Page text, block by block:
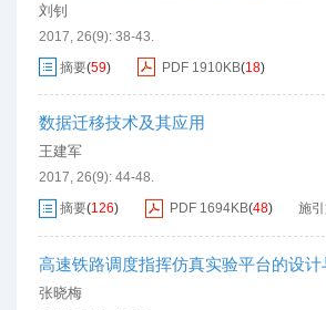
刘钊
2017, 26(9): 38-43.
摘要(59) PDF 1910KB(18)
数据迁移技术及其应用
王建军
2017, 26(9): 44-48.
摘要(126) PDF 1694KB(48) 施
高速铁路调度指挥仿真实验平台的设计
张晓梅